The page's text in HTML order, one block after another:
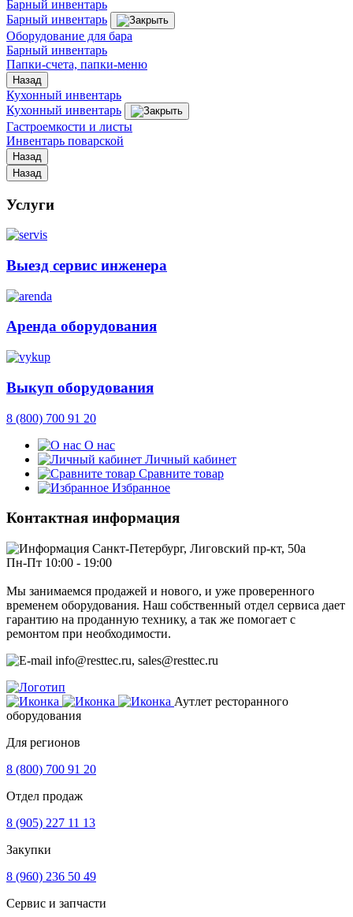
Барный инвентарь
Барный инвентарь
Оборудование для бара
Барный инвентарь
Папки-счета, папки-меню
Назад
Кухонный инвентарь
Кухонный инвентарь
Гастроемкости и листы
Инвентарь поварской
Назад
Назад
Услуги
Выезд сервис инженера
Аренда оборудования
Выкуп оборудования
8 (800) 700 91 20
О нас
Личный кабинет
Сравните товар
Избранное
Контактная информация
Санкт-Петербург, Лиговский пр-кт, 50а
Пн-Пт 10:00 - 19:00
Мы занимаемся продажей и нового, и уже проверенного
временем оборудования. Наш собственный отдел сервиса дает
гарантию на проданную технику, а так же помогает с
ремонтом при необходимости.
info@resttec.ru, sales@resttec.ru
Аутлет ресторанного
оборудования
Для регионов
8 (800) 700 91 20
Отдел продаж
8 (905) 227 11 13
Закупки
8 (960) 236 50 49
Сервис и запчасти